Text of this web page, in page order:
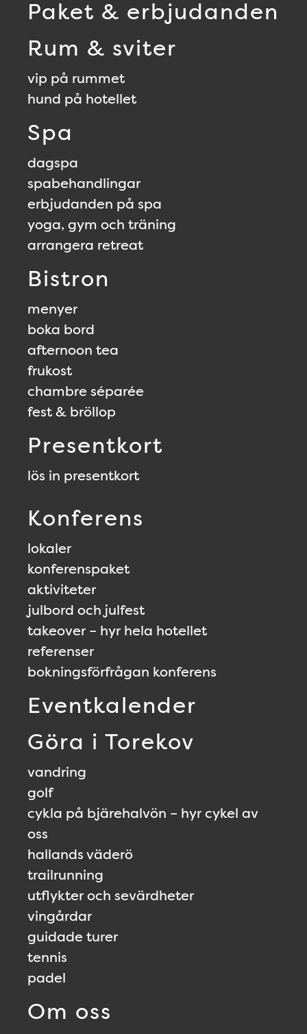
Paket & erbjudanden
Rum & sviter
vip på rummet
hund på hotellet
Spa
dagspa
spabehandlingar
erbjudanden på spa
yoga, gym och träning
arrangera retreat
Bistron
menyer
boka bord
afternoon tea
frukost
chambre séparée
fest & bröllop
Presentkort
lös in presentkort
Konferens
lokaler
konferenspaket
aktiviteter
julbord och julfest
takeover – hyr hela hotellet
referenser
bokningsförfrågan konferens
Eventkalender
Göra i Torekov
vandring
golf
cykla på bjärehalvön – hyr cykel av
oss
hallands väderö
trailrunning
utflykter och sevärdheter
vingårdar
guidade turer
tennis
padel
Om oss